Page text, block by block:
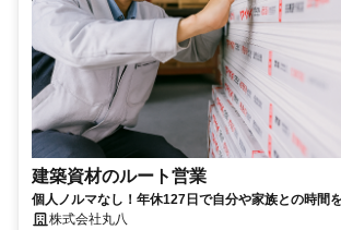
建築資材のルート営業
個人ノルマなし！年休127日で自分や家族との時間
株式会社丸八